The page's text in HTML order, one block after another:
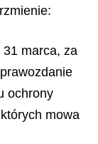
marca, za
ochrony
mowa